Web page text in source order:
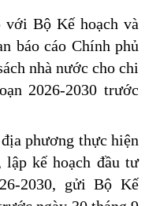
Bộ Kế hoạch và
báo cáo Chính phủ
nhà nước cho chi
2026-2030 trước
phương thực hiện
lập kế hoạch đầu tư
2030, gửi Bộ Kế